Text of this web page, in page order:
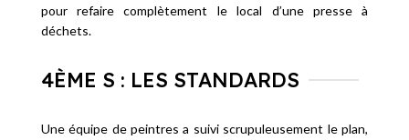
pour refaire complètement le local d’une presse à
déchets.
4ÈME S : LES STANDARDS
Une équipe de peintres a suivi scrupuleusement le plan,